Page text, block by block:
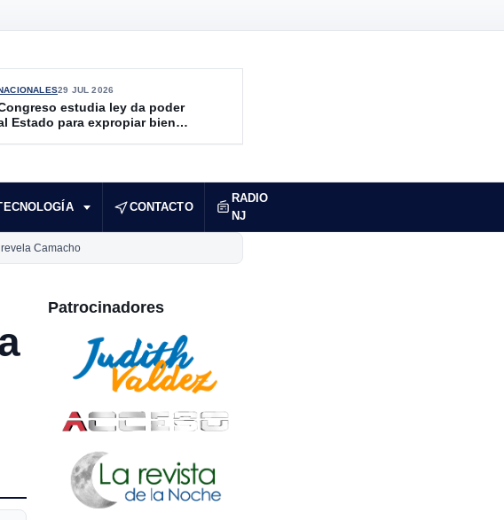
29 JUL 2026
estudia ley da poder
Estado para expropiar bienes
CONTACTO
RADIO
NJ
Camacho
Patrocinadores